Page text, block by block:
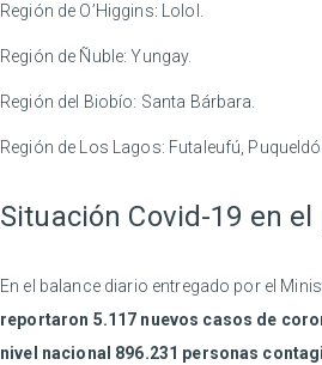
Región de O’Higgins: Lolol.
Región de Ñuble: Yungay.
Región del Biobío: Santa Bárbara.
Región de Los Lagos: Futaleufú,
Situación Covid-19 en el
En el balance diario entregado por el
reportaron 5.117 nuevos casos de
nivel nacional 896.231 personas